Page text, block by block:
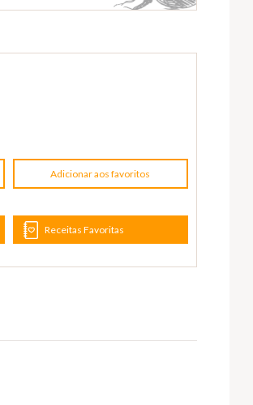
Adicionar aos favoritos
Receitas Favoritas